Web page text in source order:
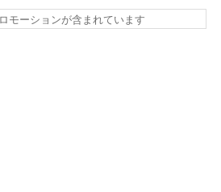
モーションが含まれています